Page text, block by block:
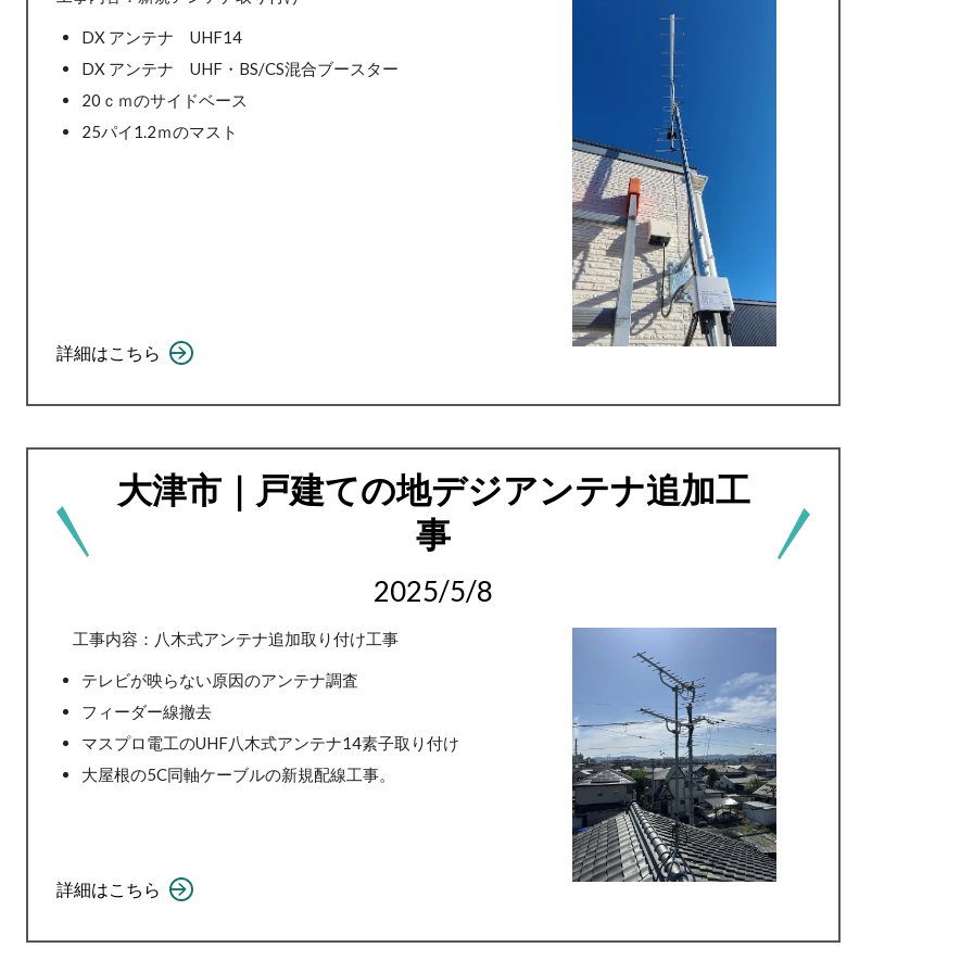
DX アンテナ UHF14
DX アンテナ UHF・BS/CS混合ブースター
20ｃｍのサイドベース
25パイ1.2ｍのマスト
詳細はこちら
大津市｜戸建ての地デジアンテナ追加工
事
2025/5/8
工事内容：八木式アンテナ追加取り付け工事
テレビが映らない原因のアンテナ調査
フィーダー線撤去
マスプロ電工のUHF八木式アンテナ14素子取り付け
大屋根の5C同軸ケーブルの新規配線工事。
詳細はこちら